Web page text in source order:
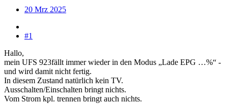
20 Mrz 2025
#1
Hallo,
mein UFS 923fällt immer wieder in den Modus „Lade EPG …%“ -
und wird damit nicht fertig.
In diesem Zustand natürlich kein TV.
Ausschalten/Einschalten bringt nichts.
Vom Strom kpl. trennen bringt auch nichts.